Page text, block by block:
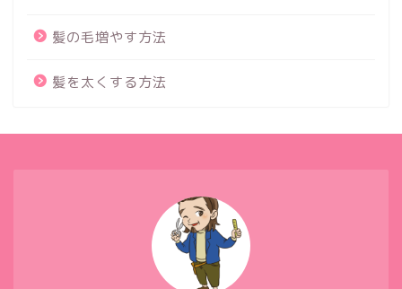
髪の毛増やす方法
髪を太くする方法